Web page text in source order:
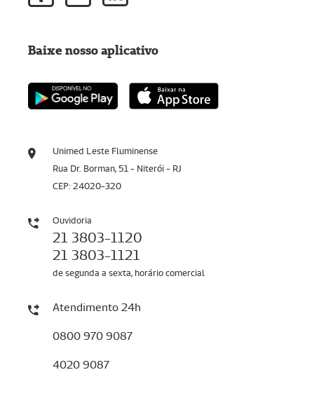
Unimed Leste Fluminense
Rua Dr. Borman, 51 - Niterói - RJ
CEP: 24020-320
Ouvidoria
21 3803-1120
21 3803-1121
de segunda a sexta, horário comercial
Atendimento 24h
0800 970 9087
4020 9087
Baixe nosso aplicativo